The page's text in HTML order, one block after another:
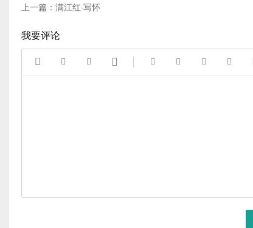
上一篇： 满江红·写怀
我要评论
       